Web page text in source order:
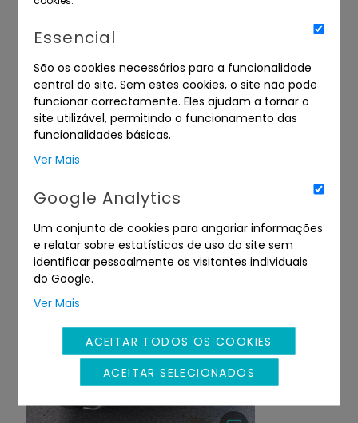
Essencial
São os cookies necessários para a funcionalidade
central do site. Sem estes cookies, o site não pode
funcionar correctamente. Eles ajudam a tornar o
site utilizável, permitindo o funcionamento das
funcionalidades básicas.
Ver Mais
Google Analytics
Um conjunto de cookies para angariar informações
e relatar sobre estatísticas de uso do site sem
identificar pessoalmente os visitantes individuais
do Google.
Ver Mais
ACEITAR TODOS OS COOKIES
ACEITAR SELECIONADOS
Moldura (medidas: 140x165)
Termina a 07/09/2026 11:30
+1